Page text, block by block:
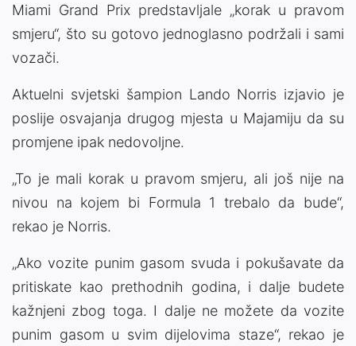
Miami Grand Prix predstavljale „korak u pravom
smjeru“, što su gotovo jednoglasno podržali i sami
vozači.
Aktuelni svjetski šampion Lando Norris izjavio je
poslije osvajanja drugog mjesta u Majamiju da su
promjene ipak nedovoljne.
„To je mali korak u pravom smjeru, ali još nije na
nivou na kojem bi Formula 1
trebalo da bude“,
rekao je Norris.
„Ako vozite punim gasom svuda i pokušavate da
pritiskate kao prethodnih godina, i dalje budete
kažnjeni zbog toga. I dalje ne možete da vozite
punim gasom u svim dijelovima staze“, rekao je